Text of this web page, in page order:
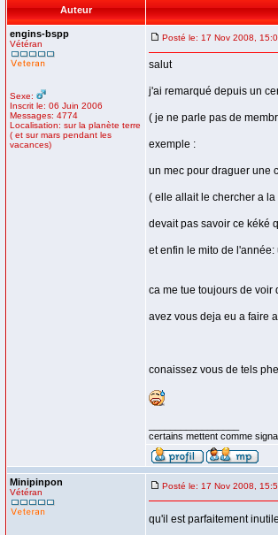
Auteur
engins-bspp
Vétéran
Sexe:
Inscrit le: 06 Juin 2006
Messages: 4774
Localisation: sur la planète terre
( et sur mars pendant les
vacances)
Posté le: 17 Nov 2008,
salut
j'ai remarqué depuis un
( je ne parle pas de
exemple :
un mec pour draguer une
( elle allait le chercher a la
devait pas savoir ce kéké
et enfin le mito de
ca me tue toujours de voir
avez vous deja eu a faire
conaissez vous de tels
certains mettent comme
Minipinpon
Vétéran
Posté le: 17 Nov 2008,
qu'il est parfaitement